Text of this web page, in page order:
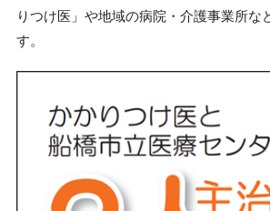
りつけ医」や地域の病院・介護事業所な
す。